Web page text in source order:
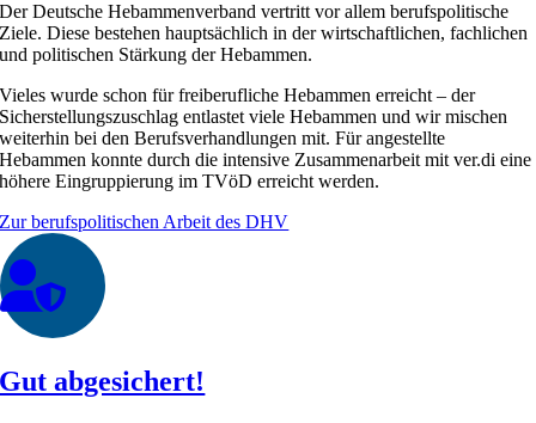
Der Deutsche Hebammenverband vertritt vor allem berufspolitische
Ziele. Diese bestehen hauptsächlich in der wirtschaftlichen, fachlichen
und politischen Stärkung der Hebammen.
Vieles wurde schon für freiberufliche Hebammen erreicht – der
Sicherstellungszuschlag entlastet viele Hebammen und wir mischen
weiterhin bei den Berufsverhandlungen mit. Für angestellte
Hebammen konnte durch die intensive Zusammenarbeit mit ver.di eine
höhere Eingruppierung im TVöD erreicht werden.
Zur berufspolitischen Arbeit des DHV
Gut abgesichert!